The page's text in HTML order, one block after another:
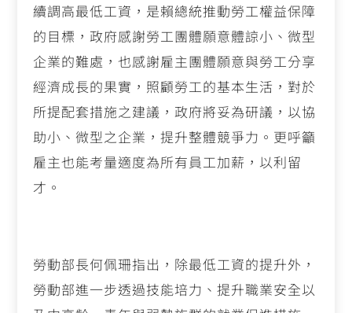
續調高最低工資，是賴總統推動勞工權益保障
的目標，政府感謝勞工團體願意體諒小、微型
企業的難處，也感謝雇主團體願意與勞工分享
經濟成長的果實，照顧勞工的基本生活，對於
所提配套措施之建議，政府將妥為研議，以協
助小、微型之企業，提升整體競爭力。更呼籲
雇主也能考量適度為所有員工加薪，以利留
才。
勞動部長何佩珊指出，除最低工資的提升外，
勞動部進一步透過技能培力、提升職業安全以